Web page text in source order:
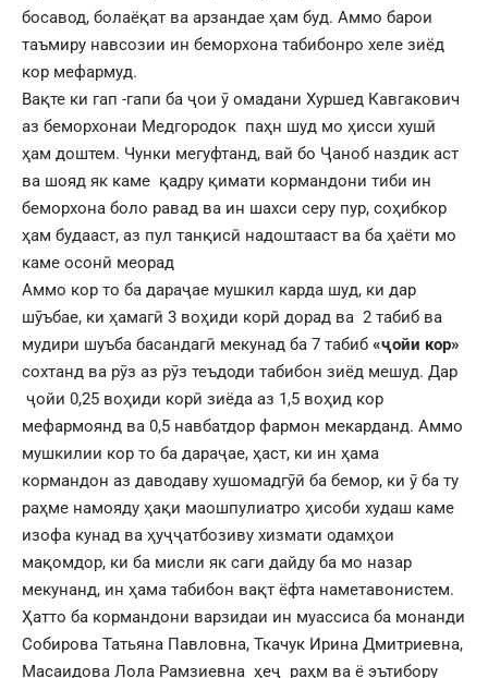
босавод, болаёқат ва арзандае ҳам буд. Аммо барои
таъмиру навсозии ин беморхона табибонро хеле зиёд
кор мефармуд.
Вақте ки гап -гапи ба ҷои ӯ омадани Хуршед Кавгакович
аз беморхонаи Медгородок паҳн шуд мо ҳисси хушӣ
ҳам доштем. Чунки мегуфтанд, вай бо Ҷаноб наздик аст
ва шояд як каме қадру қимати кормандони тиби ин
беморхона боло равад ва ин шахси серу пур, соҳибкор
ҳам будааст, аз пул танқисӣ надоштааст ва ба ҳаёти мо
каме осонӣ меорад
Аммо кор то ба дараҷае мушкил карда шуд, ки дар
шӯъбае, ки ҳамагӣ 3 воҳиди корӣ дорад ва 2 табиб ва
мудири шуъба басандагӣ мекунад ба 7 табиб «ҷойи кор»
сохтанд ва рӯз аз рӯз теъдоди табибон зиёд мешуд. Дар
ҷойи 0,25 воҳиди корӣ зиёда аз 1,5 воҳид кор
мефармоянд ва 0,5 навбатдор фармон мекарданд. Аммо
мушкилии кор то ба дараҷае, ҳаст, ки ин ҳама
кормандон аз даводаву хушомадгӯӣ ба бемор, ки ӯ ба ту
раҳме намояду ҳақи маошпулиатро ҳисоби худаш каме
изофа кунад ва ҳуҷҷатбозиву хизмати одамҳои
мақомдор, ки ба мисли як саги дайду ба мо назар
мекунанд, ин ҳама табибон вақт ёфта наметавонистем.
Ҳатто ба кормандони варзидаи ин муассиса ба монанди
Собирова Татьяна Павловна, Ткачук Ирина Дмитриевна,
Масаидова Лола Рамзиевна ҳеҷ раҳм ва ё эътибору